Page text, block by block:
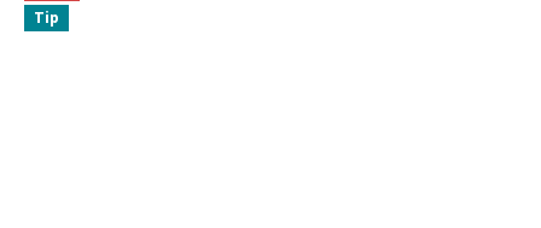
Tip